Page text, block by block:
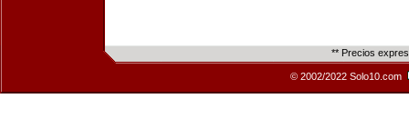
** Precios
© 2002/2022 Solo10.com